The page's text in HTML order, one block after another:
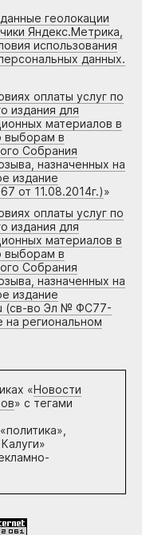
геолокации
Яндекс.Метрика,
использования
данных.
оплаты услуг по
издания для
материалов в
выборам в
Собрания
назначенных на
издание
от 11.08.2014г.)»
оплаты услуг по
издания для
материалов в
выборам в
Собрания
назначенных на
издание
(св-во Эл № ФС77-
на региональном
«Новости
» с тегами